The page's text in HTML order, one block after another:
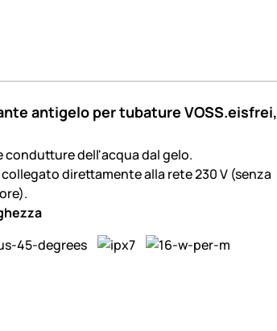
antigelo per tubature VOSS.eisfrei,
condutture dell'acqua dal gelo.
collegato direttamente alla rete 230 V (senza